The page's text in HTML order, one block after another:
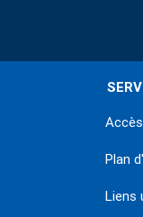
Plan
Liens